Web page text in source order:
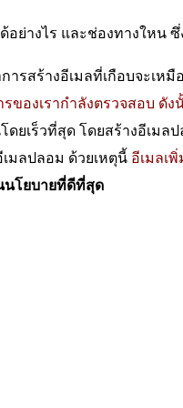
อย่างไร และช่องทางใหน
รสร้างอีเมลที่เกือบจะเห
ของเรากำลังตรวจสอบ ดัง
ยเร็วที่สุด โดยสร้างอีเม
มลปลอม ด้วยเหตุนี้ อีเมลเ
นโยบายที่ดีที่สุด